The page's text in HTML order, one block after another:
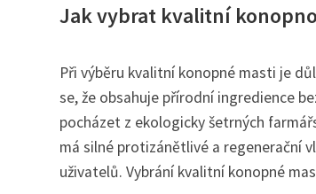
Jak vybrat kvalitní
Při výběru kvalitní konopné masti je
se, že obsahuje přírodní ingredience
pocházet z ekologicky šetrných
má silné protizánětlivé a regenerační
uživatelů. Vybrání kvalitní konopné